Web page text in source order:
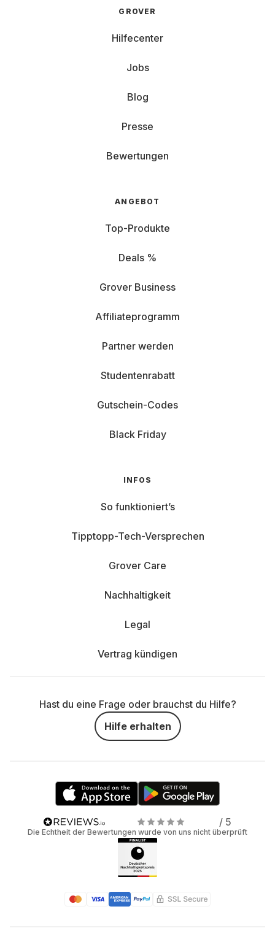
GROVER
Hilfecenter
Jobs
Blog
Presse
Bewertungen
ANGEBOT
Top-Produkte
Deals %
Grover Business
Affiliateprogramm
Partner werden
Studentenrabatt
Gutschein-Codes
Black Friday
INFOS
So funktioniert’s
Tipptopp-Tech-Versprechen
Grover Care
Nachhaltigkeit
Legal
Vertrag kündigen
Hast du eine Frage oder brauchst du Hilfe?
Hilfe erhalten
/ 5
Die Echtheit der Bewertungen wurde von uns nicht überprüft